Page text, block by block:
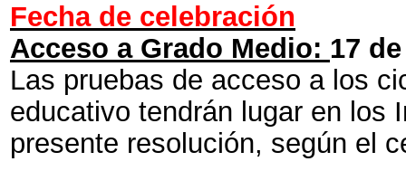
Fecha de celebración
Acceso a Grado Medio: 17
Las pruebas de acceso a los
educativo tendrán lugar en los
presente resolución, según el